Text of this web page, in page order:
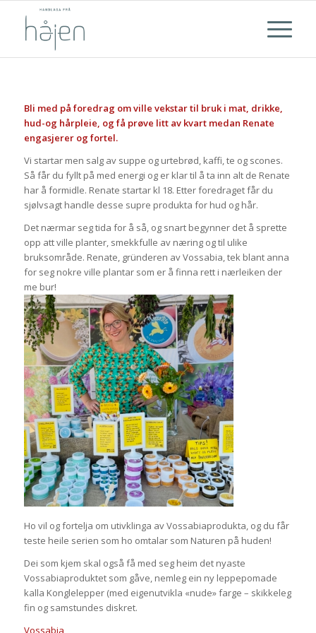
Bli med på foredrag om ville vekstar til bruk i mat, drikke,
hud-og hårpleie, og få prøve litt av kvart medan Renate
engasjerer og fortel.
Vi startar men salg av suppe og urtebrød, kaffi, te og scones.
Så får du fyllt på med energi og er klar til å ta inn alt de Renate
har å formidle. Renate startar kl 18. Etter foredraget får du
sjølvsagt handle desse supre produkta for hud og hår.
Det nærmar seg tida for å så, og snart begynner det å sprette
opp att ville planter, smekkfulle av næring og til ulike
bruksområde. Renate, gründeren av Vossabia, tek blant anna
for seg nokre ville plantar som er å finna rett i nærleiken der
me bur!
Ho vil og fortelja om utivklinga av Vossabiaprodukta, og du får
teste heile serien som ho omtalar som Naturen på huden!
Dei som kjem skal også få med seg heim det nyaste
Vossabiaproduktet som gåve, nemleg ein ny leppepomade
kalla Konglelepper (med eigenutvikla «nude» farge – skikkeleg
fin og samstundes diskret.
Vossabia